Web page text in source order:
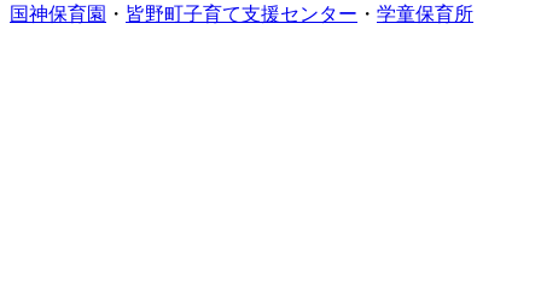
国神保育園 ・ 皆野町子育て支援センター ・ 学童保育所